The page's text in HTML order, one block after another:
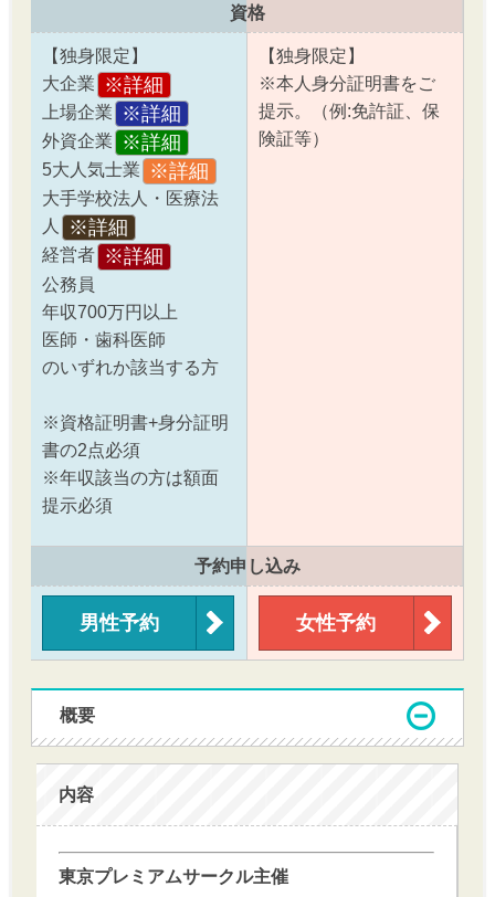
資格
【独身限定】
大企業
※詳細
上場企業 ※詳細
外資企業 ※詳細
5大人気士業 ※詳細
大手学校法人・医療法
人
※詳細
経営者 ※詳細
公務員
年収700万円以上
医師・歯科医師
のいずれか該当する方
※資格証明書+身分証明
書の2点必須
※年収該当の方は額面
提示必須
【独身限定】
※本人身分証明書をご
提示。（例:免許証、保
険証等）
予約申し込み
男性予約 女性予約
概要
内容
東京プレミアムサークル主催